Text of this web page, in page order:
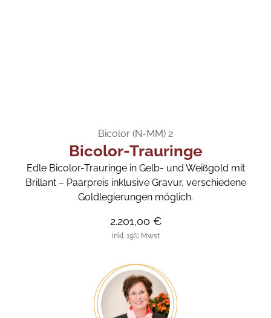
Bicolor (N-MM) 2
Bicolor-Trauringe
Edle Bicolor-Trauringe in Gelb- und Weißgold mit
Brillant – Paarpreis inklusive Gravur, verschiedene
Goldlegierungen möglich.
2.201,00 €
inkl. 19% Mwst